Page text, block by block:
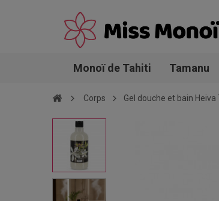
Monoï de Tahiti Tamanu
Corps Gel douche et bain